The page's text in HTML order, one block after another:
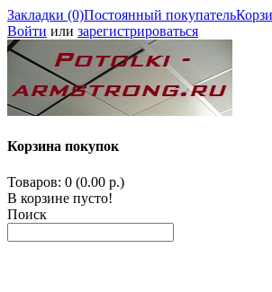
Закладки (0)Постоянный покупатель
Войти или зарегистрироваться
Корзина покупок
Товаров: 0 (0.00 р.)
В корзине пусто!
Поиск